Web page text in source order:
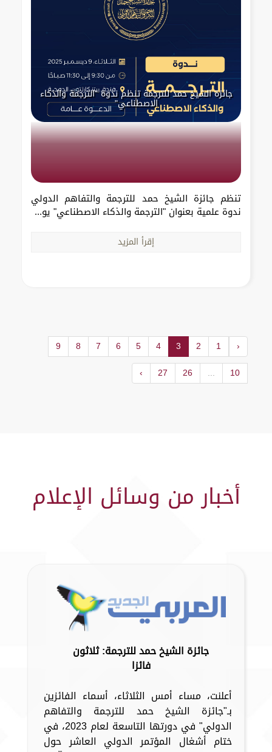
جائزة الشيخ حمد للترجمة تنظم ندوة "الترجمة والذكاء
الاصطناعي"
تنظم جائزة الشيخ حمد للترجمة والتفاهم الدولي
ندوة علمية بعنوان "الترجمة والذكاء الاصطناعي" يو...
إقرأ المزيد
‹
1
2
3
4
5
6
7
8
9
10
...
26
27
›
أخبار من وسائل الإعلام
جائزة الشيخ حمد للترجمة: ثلاثون
فائزا
أعلنت، مساء أمس الثلاثاء، أسماء الفائزين
بـ"جائزة الشيخ حمد للترجمة والتفاهم
الدولي" في دورتها التاسعة لعام 2023، في
ختام أشغال المؤتمر الدولي العاشر حول